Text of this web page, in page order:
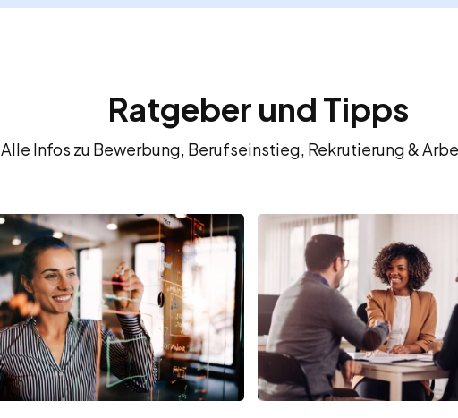
Ratgeber und Tipps
Alle Infos zu Bewerbung, Berufseinstieg, Rekrutierung &